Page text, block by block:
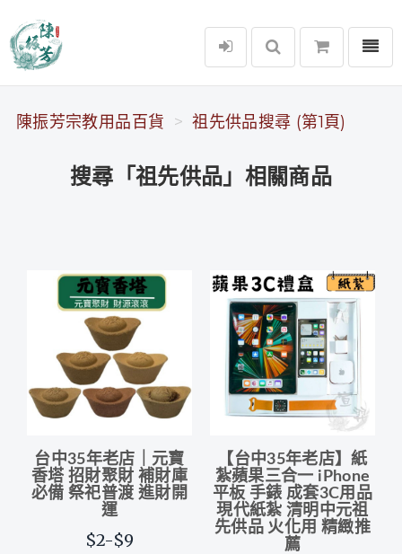
陳振芳宗教用品百貨
選單
陳振芳宗教用品百貨 祖先供品搜尋 (第1頁)
搜尋「祖先供品」相關商品
台中35年老店｜元寶
香塔 招財聚財 補財庫
必備 祭祀普渡 進財開
運
$2-$9
【台中35年老店】紙
紮蘋果三合一 iPhone
平板 手錶 成套3C用品
現代紙紮 清明中元祖
先供品 火化用 精緻推
薦